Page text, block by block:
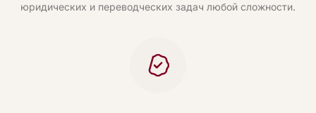
юридических и переводческих задач любой сложности.